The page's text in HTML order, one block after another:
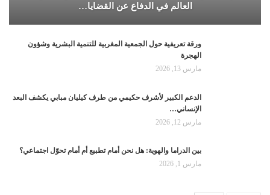
العالم في الدفاع عن القضايا…
ورقة تعريفية حول الجمعية المغربية للتنمية البشرية وشؤون
الهجرة
مارس 13, 2026
الدعم الكبير لأشرف حكيمي من طرف كيليان مبابي يكشف البعد
الإنساني…
مارس 12, 2026
بين الدراما والهوية: هل نحن أمام تطبيع أم أمام تحوّل اجتماعي؟
مارس 1, 2026